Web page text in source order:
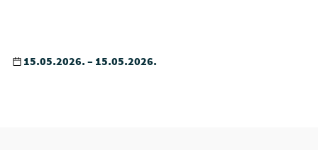
15.05.2026. – 15.05.2026.